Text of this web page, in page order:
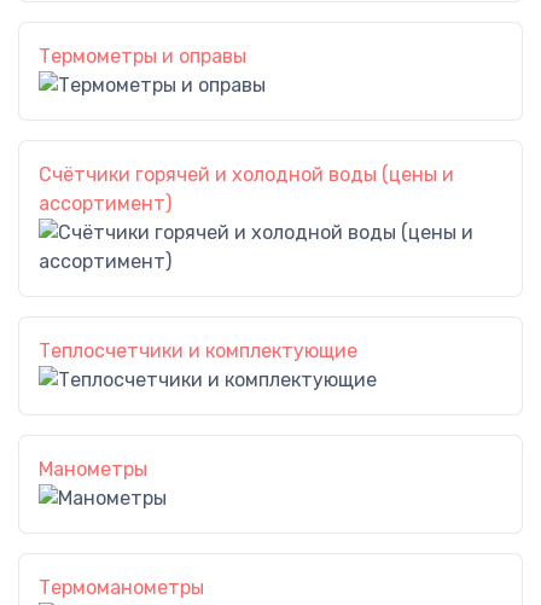
Термометры и оправы
Счётчики горячей и холодной воды (цены и
ассортимент)
Теплосчетчики и комплектующие
Манометры
Термоманометры